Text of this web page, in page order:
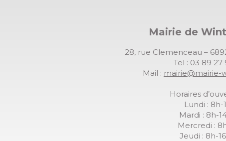
Mairie de
28, rue Clemenceau –
Tel : 03 89 27
Mail : mairie@mairie-
Horaires
Lundi : 8h-
Mardi : 8h-
Mercredi :
Jeudi : 8h-